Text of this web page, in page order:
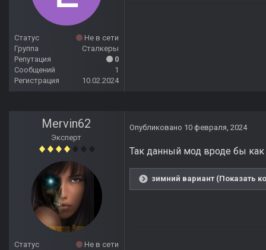
Статус
Не в сети
Группа
Сталкеры
Репутация
0
Сообщений
1
Регистрация
10.02.2024
Mervin62
Эксперт
Статус
Не в сети
Опубликовано 10 февраля, 2024
Так данный мод вроде бы
зимний вариант (Показать